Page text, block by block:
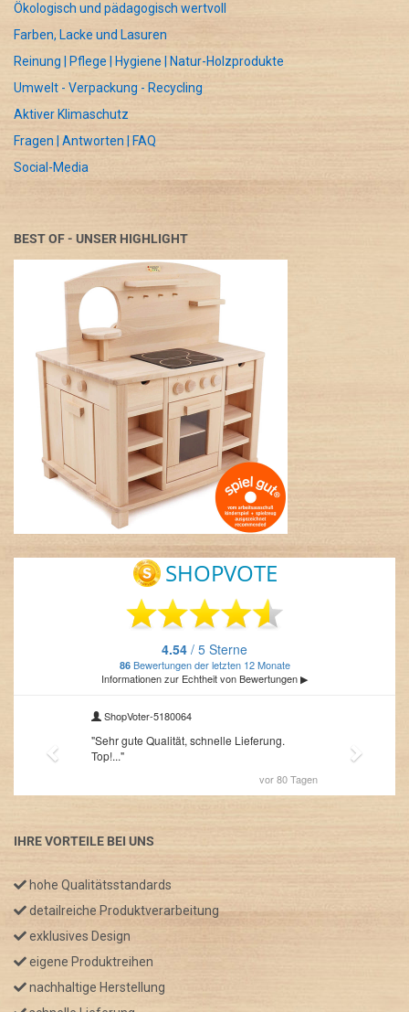
Ökologisch und pädagogisch wertvoll
Farben, Lacke und Lasuren
Reinung | Pflege | Hygiene | Natur-Holzprodukte
Umwelt - Verpackung - Recycling
Aktiver Klimaschutz
Fragen | Antworten | FAQ
Social-Media
BEST OF - UNSER HIGHLIGHT
IHRE VORTEILE BEI UNS
hohe Qualitätsstandards
detailreiche Produktverarbeitung
exklusives Design
eigene Produktreihen
nachhaltige Herstellung